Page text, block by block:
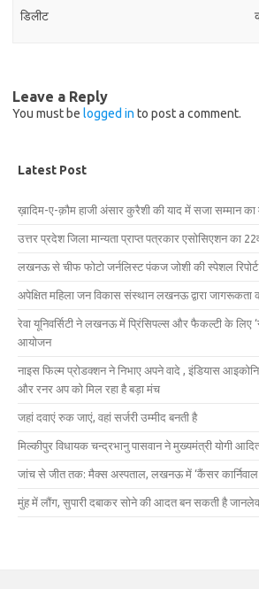
डिलीट
Leave a Reply
You must be logged in to post a comment.
Latest Post
ख़ादिम-ए-क़ौम हाजी अंसार कुरैशी की याद में सजा सम्मान
उत्तर प्रदेश जिला मान्यता प्राप्त पत्रकार एसोसिएशन का
लखनऊ से चीफ फोटो जर्नलिस्ट पंकज जोशी की स्पेशल रिपोर्ट
अपेक्षित महिला जन विकास संस्थान लखनऊ द्वारा
रेवा यूनिवर्सिटी ने लखनऊ में प्रिंसिपल्स और फैकल्टी के लिए
आयोजन
नाइस फिल्म प्रोडक्शन ने निभाए अपने वादे , इंडियास
और रनर अप को मिल रहा है बड़ा मंच
जहां दवाएं रुक जाएं, वहां सर्जरी उम्मीद बनती है
मिल्कीपुर विधायक चन्द्रभानु पासवान ने मुख्यमंत्री योगी
जांच से जीत तक: मैक्स अस्पताल, लखनऊ में ‘कैंसर
मुंह में लौंग, सुपारी दबाकर सोने की आदत बन सकती है